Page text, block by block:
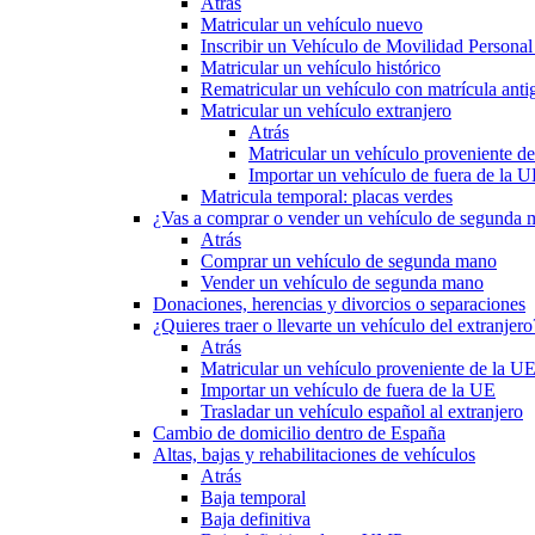
Matricular un vehículo nuevo
Inscribir un Vehículo de Movilidad
Matricular un vehículo histórico
Rematricular un vehículo con matrícula
Matricular un vehículo extranjero
Atrás
Matricular un vehículo proveniente
Importar un vehículo de fuera de la
Matricula temporal: placas verdes
¿Vas a comprar o vender un vehículo de segunda
Atrás
Comprar un vehículo de segunda mano
Vender un vehículo de segunda mano
Donaciones, herencias y divorcios o separaciones
¿Quieres traer o llevarte un vehículo del
Atrás
Matricular un vehículo proveniente de la UE
Importar un vehículo de fuera de la UE
Trasladar un vehículo español al extranjero
Cambio de domicilio dentro de España
Altas, bajas y rehabilitaciones de vehículos
Atrás
Baja temporal
Baja definitiva